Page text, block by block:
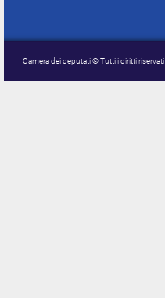
Camera dei deputati © Tutti i diritti riservati